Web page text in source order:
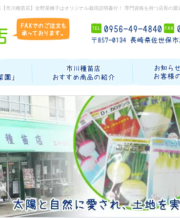
市川種苗店】全野菜種子はオリジナル栽培説明書付！ 専門資格を持つ店長の